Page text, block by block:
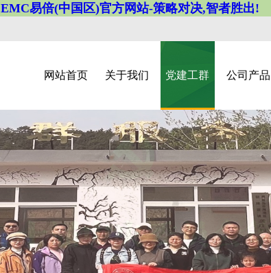
EMC易倍(中国区)官方网站-策略对决,智者胜出!
网站首页 关于我们 党建工群 公司产品